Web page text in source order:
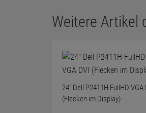
Weitere Artikel
24" Dell P2411H FullHD VGA
(Flecken im Display)